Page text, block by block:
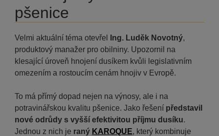
pšenice
Velmi aktuální téma otevřel Ing. Luděk Novotný,
produktový manažer pro obilniny. Upozornil na
klesající úroveň hnojení dusíkem kvůli legislativním
omezením a rostoucím cenám hnojiv v Evropě.
To má přímý dopad nejen na výnosy, ale i na
potravinářskou kvalitu pšenice. Jako řešení představil
nové odrůdy s vyšší efektivitou příjmu dusíku.
Jednou z nich je raný KAROQUE, který kombinuje